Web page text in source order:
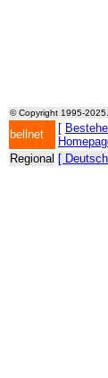
© Copyright 1995-
bellnet [
Regional [